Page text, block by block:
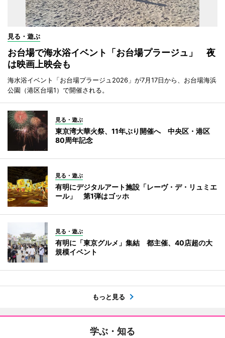
見る・遊ぶ
お台場で海水浴イベント「お台場プラージュ」 夜
は映画上映会も
海水浴イベント「お台場プラージュ2026」が7月17日から、お台場海浜
公園（港区台場1）で開催される。
見る・遊ぶ
東京湾大華火祭、11年ぶり開催へ 中央区・港区
80周年記念
見る・遊ぶ
有明にデジタルアート施設「レーヴ・デ・リュミエ
ール」 第1弾はゴッホ
見る・遊ぶ
有明に「東京グルメ」集結 都主催、40店超の大
規模イベント
もっと見る
学ぶ・知る